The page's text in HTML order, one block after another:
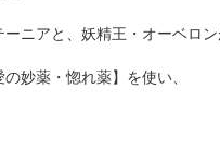
ニアと、妖精王・オーベロ
妙薬・惚れ薬】を使い、